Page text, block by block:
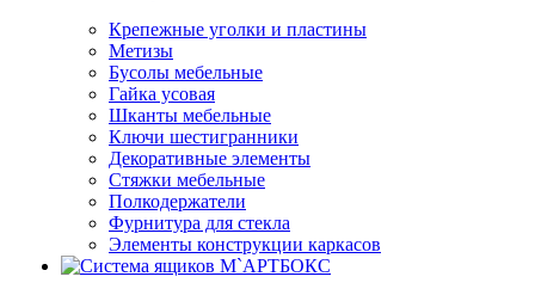
Крепежные уголки и пластины
Метизы
Бусолы мебельные
Гайка усовая
Шканты мебельные
Ключи шестигранники
Декоративные элементы
Стяжки мебельные
Полкодержатели
Фурнитура для стекла
Элементы конструкции каркасов